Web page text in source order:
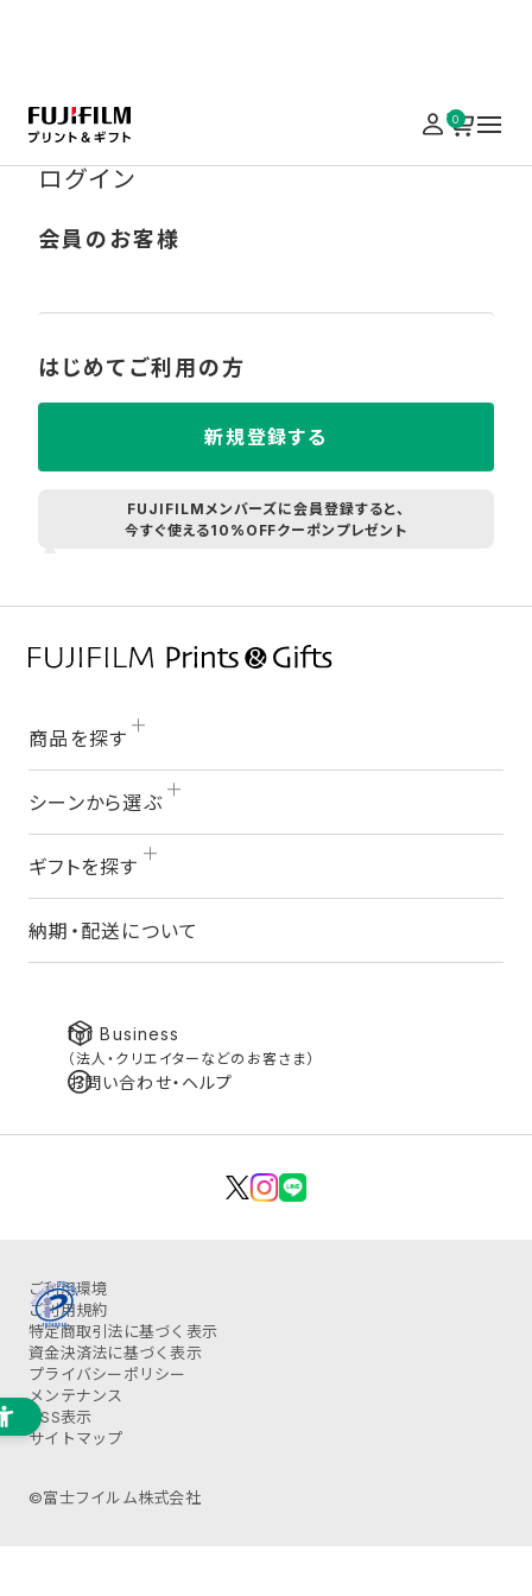
0
ログイン
会員のお客様
はじめてご利用の方
新規登録する
FUJIFILMメンバーズに会員登録すると、
今すぐ使える10%OFFクーポンプレゼント
商品を探す
シーンから選ぶ
ギフトを探す
納期・配送について
for Business
（法人・クリエイターなどのお客さま）
お問い合わせ・ヘルプ
ご利用環境
ご利用規約
特定商取引法に基づく表示
資金決済法に基づく表示
プライバシーポリシー
メンテナンス
OSS表示
サイトマップ
©富士フイルム株式会社